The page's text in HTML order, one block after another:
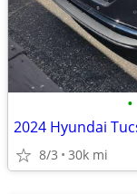
•
2024 Hyundai
8/3 30k mi